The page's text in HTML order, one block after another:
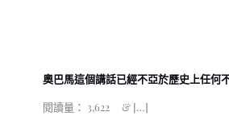
奧巴馬這個講話已經不亞於歷史上任何
閱讀量： 3,622 & […]